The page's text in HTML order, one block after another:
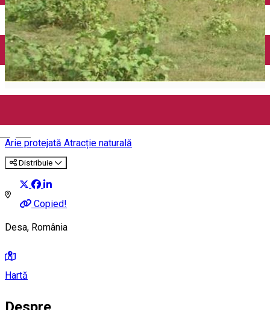
Închirieri auto
Închirieri biciclete
Taxi
Încărcare vehicule electrice
Arie protejată Atracție naturală
Distribuie
Copied!
Desa, România
Hartă